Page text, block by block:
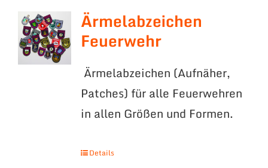
Ärmelabzeichen
Feuerwehr
Ärmelabzeichen (Aufnäher,
Patches) für alle Feuerwehren
in allen Größen und Formen.
Details